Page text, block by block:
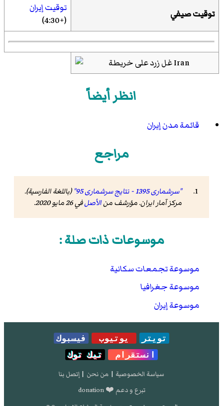
توقيت صيفي
توقيت إيران
(+4:30)
انظر أيضاً
قائمة مدن إيران
مراجع
"سرشماری 1395 - نتایج سرشماری 95"
(باللغة الفارسية).
مرکز آمار ایران. مؤرشف منالأصلفي 26 مايو 2020 .
موسوعات ذات صلة :
موسوعة تجمعات سكانية
موسوعة جغرافيا
موسوعة إيران
تويتر يوتيوب
فيسبوك
انستقرام
تيك توك
سياسة الخصوصية | من نحن | إتصل بنا
تبرع و دعم ❤️ donation